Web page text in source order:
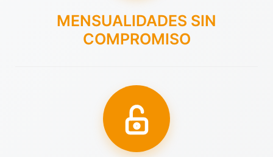
MENSUALIDADES SIN
COMPROMISO